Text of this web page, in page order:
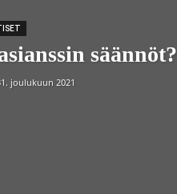
säännöt?
joulukuun 2021